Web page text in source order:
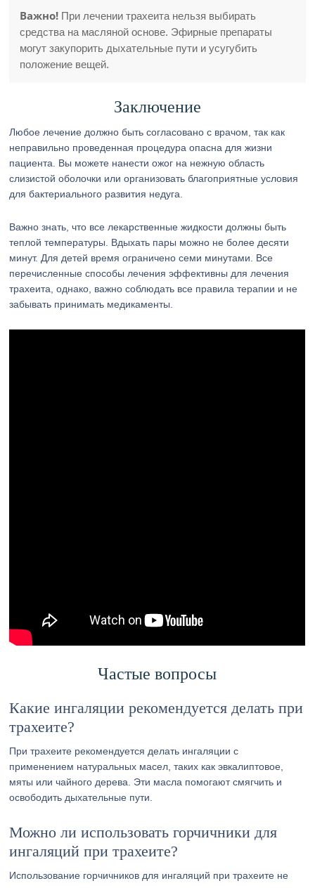
Важно! При лечении трахеита нельзя выбирать
средства на масляной основе. Эфирные препараты
могут закупорить дыхательные пути и усугубить
положение вещей.
Заключение
Любое лечение должно быть согласовано с врачом, так как
неправильно проведенная процедура опасна для жизни
пациента. Вы можете нанести ожог на нежную область
слизистой оболочки или организовать благоприятные условия
для бактериального развития недуга.
Важно знать, что все лекарственные жидкости должны быть
теплой температуры. Вдыхать пары можно не более десяти
минут. Для детей время ограничено семи минутами. Все
перечисленные способы лечения эффективны для лечения
трахеита, однако, важно соблюдать все правила терапии и не
забывать принимать медикаменты.
Частые вопросы
Какие ингаляции рекомендуется делать при
трахеите?
При трахеите рекомендуется делать ингаляции с
применением натуральных масел, таких как эвкалиптовое,
мяты или чайного дерева. Эти масла помогают смягчить и
освободить дыхательные пути.
Можно ли использовать горчичники для
ингаляций при трахеите?
Использование горчичников для ингаляций при трахеите не